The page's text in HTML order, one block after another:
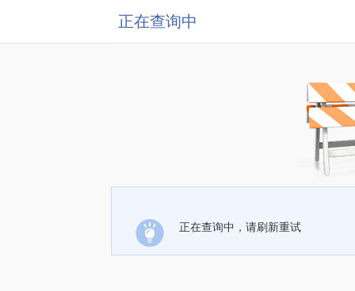
正在查询中
正在查询中，请刷新重试